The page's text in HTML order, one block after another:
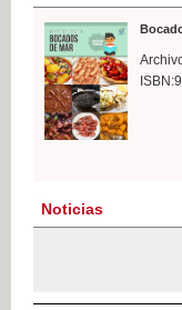
Noticias